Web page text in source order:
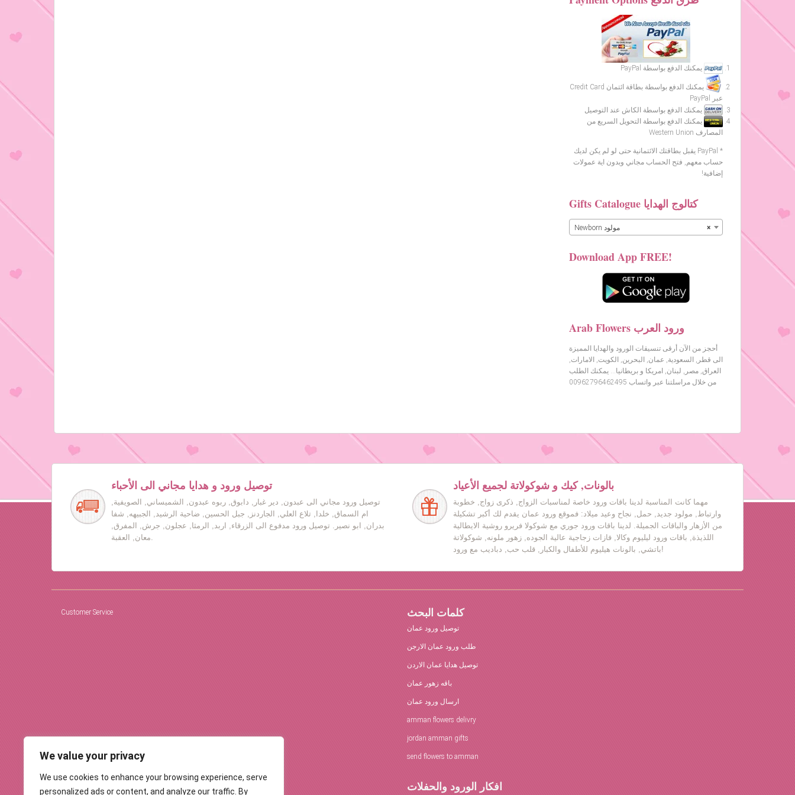
We value your privacy
We use cookies to enhance your browsing experience, serve
personalized ads or content, and analyze our traffic. By
يمكنك الدفع بواسطة PayPal
يمكنك الدفع بواسطة بطاقة ائتمان Credit Card
عبر PayPal
يمكنك الدفع بواسطة الكاش عند التوصيل
يمكنك الدفع بواسطة التحويل السريع من
المصارف Western Union
* PayPal يقبل بطاقتك الائتمانية حتى لو لم يكن لديك
حساب معهم, فتح الحساب مجاني وبدون اية عمولات
إضافية!
Gifts Catalogue كتالوج الهدايا
× Newborn مولود
Download App FREE!
Arab Flowers ورود العرب
أحجز من الآن أرقى تنسيقات الورود والهدايا المميزة
الى قطر, السعودية, عمان, البحرين, الكويت, الامارات,
العراق, مصر, لبنان, امريكا و بريطانيا… يمكنك الطلب
من خلال مراسلتنا عبر واتساب 00962796462495
توصيل ورود و هدايا مجاني الى الأحباء
توصيل ورود مجاني الى عبدون, دير غبار, دابوق, ربوه عبدون, الشميساني, الصويفية,
ام السماق, خلدا, تلاع العلي, الجاردنز, جبل الحسين, ضاحية الرشيد, الجبيهه, شفا
بدران, ابو نصير. توصيل ورود مدفوع الى الزرقاء, اربد, الرمثا, عجلون, جرش, المفرق,
بالونات, كيك و شوكولاتة لجميع الأعياد
مهما كانت المناسبة لدينا باقات ورود خاصة لمناسبات الزواج, ذكرى زواج, خطوبة
وارتباط, مولود جديد, حمل, نجاح وعيد ميلاد: فموقع ورود عمان يقدم لك أكبر تشكيلة
من الأزهار والباقات الجميلة. لدينا باقات ورود جوري مع شوكولا فريرو روشية الايطالية
اللذيذة, باقات ورود ليليوم وكالا, فازات زجاجية عالية الجوده, زهور ملونه, شوكولاتة
باتشي, بالونات هيليوم للأطفال والكبار, قلب حب, دباديب مع ورود!
Customer Service كلمات البحث
توصيل ورود عمان
طلب ورود عمان الارجن
توصيل هدايا عمان الاردن
باقه زهور عمان
ارسال ورود عمان
amman flowers delivry
jordan amman gifts
send flowers to amman
افكار الورود والحفلات